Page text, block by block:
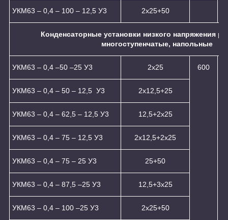
УКМ63 – 0,4 – 100 – 12,5 У3 2x25+50
Конденсаторные установки низкого напряжения
многоступенчатые, напольные
УКМ63 – 0,4 –50 –25 У3 2х25 600
УКМ63 – 0,4 – 50 – 12,5 У3 2x12,5+25
УКМ63 – 0,4 – 62,5 – 12,5 У3 12,5+2x25
УКМ63 – 0,4 – 75 – 12,5 У3 2x12,5+2x25
УКМ63 – 0,4 – 75 – 25 У3 25+50
УКМ63 – 0,4 – 87,5 –25 У3 12,5+3x25
УКМ63 – 0,4 – 100 –25 У3 2x25+50